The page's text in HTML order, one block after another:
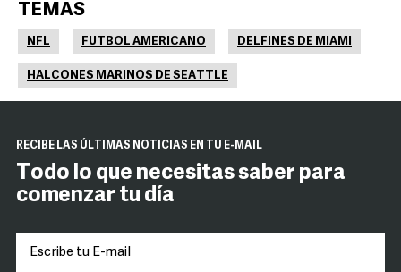
TEMAS
NFL FUTBOL AMERICANO DELFINES DE MIAMI
HALCONES MARINOS DE SEATTLE
RECIBE LAS ÚLTIMAS NOTICIAS EN TU E-MAIL
Todo lo que necesitas saber para
comenzar tu día